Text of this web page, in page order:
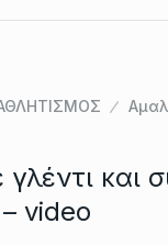
και
video